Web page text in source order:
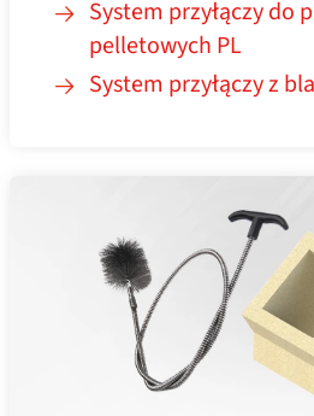
System przyłączy do
pelletowych PL
System przyłączy z